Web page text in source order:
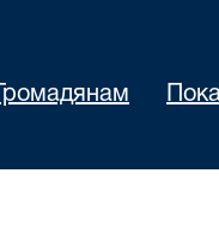
Громадянам